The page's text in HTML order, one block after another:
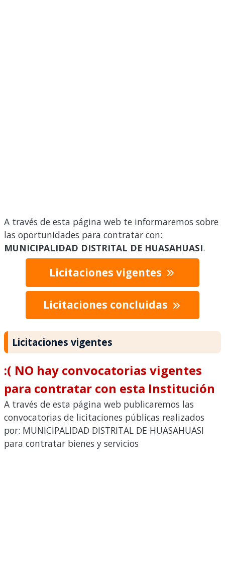
A través de esta página web te informaremos sobre
las oportunidades para contratar con:
MUNICIPALIDAD DISTRITAL DE HUASAHUASI.
Licitaciones vigentes
Licitaciones concluidas
Licitaciones vigentes
:( NO hay convocatorias vigentes
para contratar con esta Institución
A través de esta página web publicaremos las
convocatorias de licitaciones públicas realizados
por: MUNICIPALIDAD DISTRITAL DE HUASAHUASI
para contratar bienes y servicios